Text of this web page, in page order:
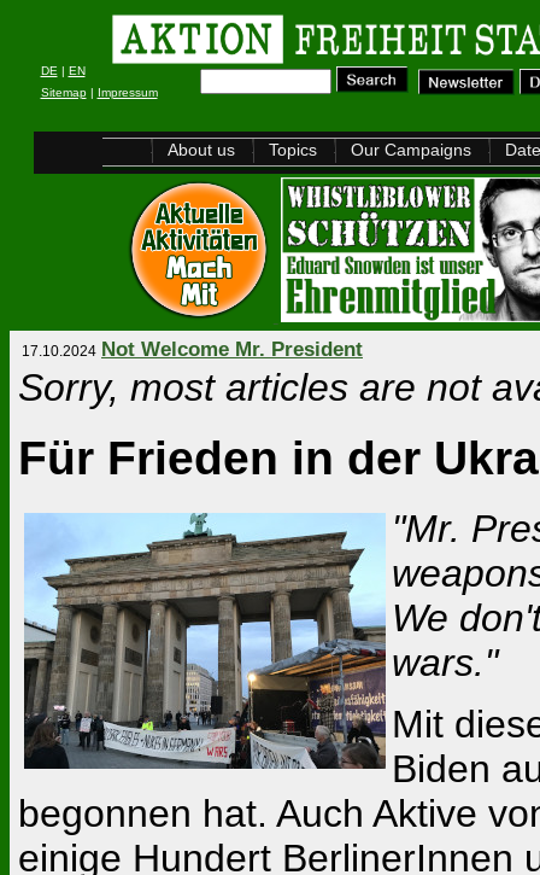
DE | EN
Sitemap| Impressum
About us Topics Our Campaigns
17.10.2024 Not Welcome Mr. President
Sorry, most articles are not
Für Frieden in der
"Mr.
We
wars."
Mit
Biden
begonnen hat. Auch Aktive
einige Hundert BerlinerInnen